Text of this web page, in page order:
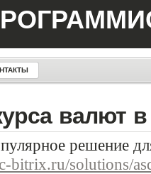
валют
решение
bitrix.ru/solutions/